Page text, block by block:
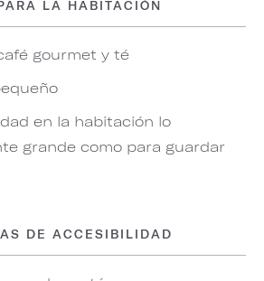
LA HABITACIÓN
gourmet y té
en la habitación lo
grande como para guardar
DE ACCESIBILIDAD